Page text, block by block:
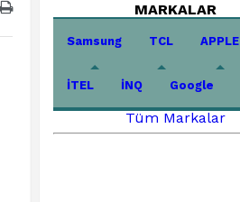
MARKALAR
Samsung TCL APPLE
İTEL İNQ Google
Tüm Markalar